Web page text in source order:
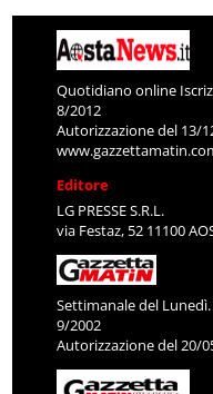
Quotidiano online
8/2012
Autorizzazione del 13/
Editore
LG PRESSE S.R.L.
via Festaz, 52 11100
Settimanale del
9/2002
Autorizzazione del 20/